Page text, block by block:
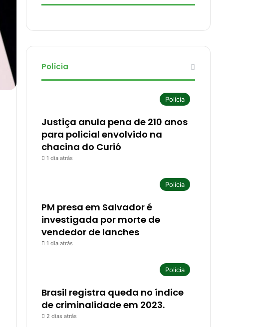
Polícia
Polícia
Justiça anula pena de 210 anos
para policial envolvido na
chacina do Curió
1 dia atrás
Polícia
PM presa em Salvador é
investigada por morte de
vendedor de lanches
1 dia atrás
Polícia
Brasil registra queda no índice
de criminalidade em 2023.
2 dias atrás